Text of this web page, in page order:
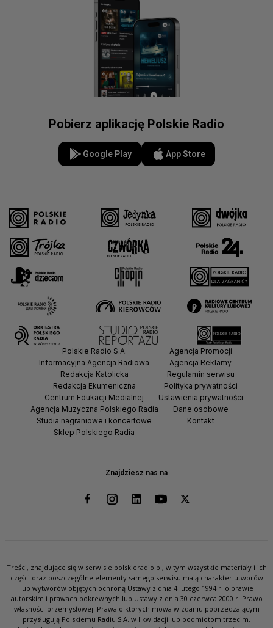
Pobierz aplikację Polskie Radio
Google Play App Store
Znajdziesz nas na
Polskie Radio S.A.
Informacyjna Agencja Radiowa
Redakcja Katolicka
Redakcja Ekumeniczna
Centrum Edukacji Medialnej
Agencja Muzyczna Polskiego Radia
Studia nagraniowe i koncertowe
Sklep Polskiego Radia
Agencja Promocji
Agencja Reklamy
Regulamin serwisu
Polityka prywatności
Ustawienia prywatności
Dane osobowe
Kontakt
Treści, znajdujące się w serwisie polskieradio.pl, w tym wszystkie materiały i ich
części oraz poszczególne elementy samego serwisu mają charakter utworów
lub wytworów objętych ochroną Ustawy z dnia 4 lutego 1994 r. o prawie
autorskim i prawach pokrewnych lub Ustawy z dnia 30 czerwca 2000 r. Prawo
własności przemysłowej. Prawa o których mowa w zdaniu poprzedzającym
przysługują Polskiemu Radiu S.A. w likwidacji lub podmiotom trzecim.